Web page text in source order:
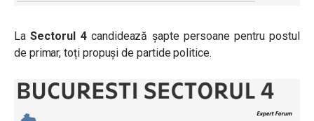
LaSectorul 4candidează șapte persoane pentru postul
de primar, toți propuși de partide politice.